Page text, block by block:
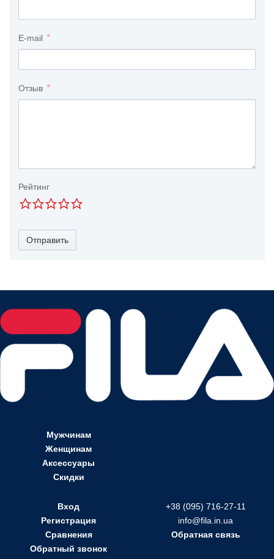
E-mail
Отзыв
Рейтинг
Отправить
Мужчинам
Женщинам
Аксессуары
Скидки
Вход
Регистрация
Сравнения
Обратный звонок
+38 (095) 716-27-11
info@fila.in.ua
Обратная связь